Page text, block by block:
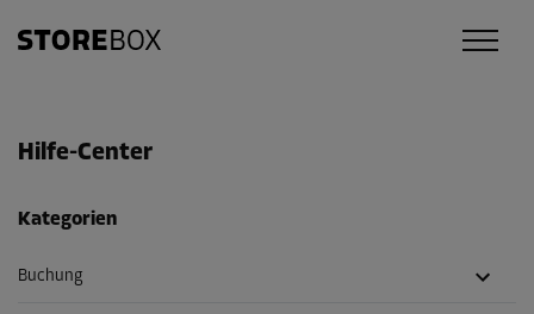
Hilfe-Center
Kategorien
Buchung